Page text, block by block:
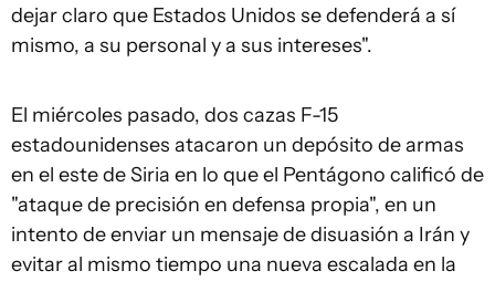
dejar claro que Estados Unidos se defenderá a sí
mismo, a su personal y a sus intereses".
El miércoles pasado, dos cazas F-15
estadounidenses atacaron un depósito de armas
en el este de Siria en lo que el Pentágono calificó de
"ataque de precisión en defensa propia", en un
intento de enviar un mensaje de disuasión a Irán y
evitar al mismo tiempo una nueva escalada en la